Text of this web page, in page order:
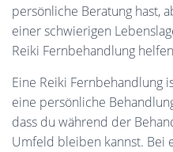
persönliche Beratung hast,
einer schwierigen
Reiki Fernbehandlung
Eine Reiki Fernbehandlung
eine persönliche
dass du während der
Umfeld bleiben kannst. Bei